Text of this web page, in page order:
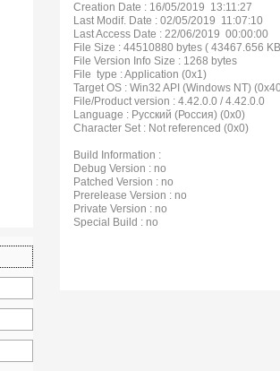
Creation Date : 16/05/2019 13:11:27
Last Modif. Date : 02/05/2019 11:07:10
Last Access Date : 22/06/2019 00:00:00
File Size : 44510880 bytes ( 43467.656
File Version Info Size : 1268 bytes
File type : Application (0x1)
Target OS : Win32 API (Windows NT)
File/Product version : 4.42.0.0 / 4.42.0.0
Language : Русский (Россия) (0x0)
Character Set : Not referenced (0x0)
Build Information :
Debug Version : no
Patched Version : no
Prerelease Version : no
Private Version : no
Special Build : no